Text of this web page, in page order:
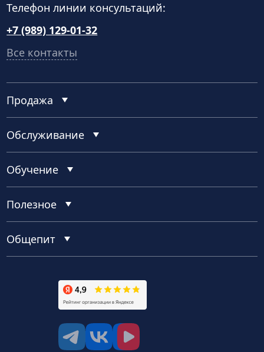
Телефон линии консультаций:
+7 (989) 129-01-32
Все контакты
Продажа
Обслуживание
Обучение
Полезное
Общепит